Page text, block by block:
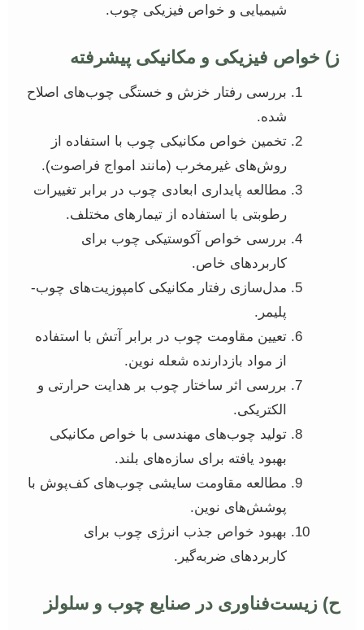
شیمیایی و خواص فیزیکی چوب.
ز) خواص فیزیکی و مکانیکی پیشرفته
بررسی رفتار خزش و خستگی چوب‌های اصلاح
شده.
تخمین خواص مکانیکی چوب با استفاده از
روش‌های غیرمخرب (مانند امواج فراصوت).
مطالعه پایداری ابعادی چوب در برابر تغییرات
رطوبتی با استفاده از تیمارهای مختلف.
بررسی خواص آکوستیکی چوب برای
کاربردهای خاص.
مدل‌سازی رفتار مکانیکی کامپوزیت‌های چوب-
پلیمر.
تعیین مقاومت چوب در برابر آتش با استفاده
از مواد بازدارنده شعله نوین.
بررسی اثر ساختار چوب بر هدایت حرارتی و
الکتریکی.
تولید چوب‌های مهندسی با خواص مکانیکی
بهبود یافته برای سازه‌های بلند.
مطالعه مقاومت سایشی چوب‌های کف‌پوش با
پوشش‌های نوین.
بهبود خواص جذب انرژی چوب برای
کاربردهای ضربه‌گیر.
ح) زیست‌فناوری در صنایع چوب و سلولز